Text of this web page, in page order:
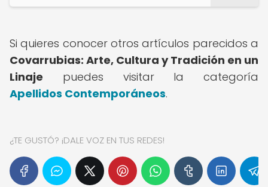
Si quieres conocer otros artículos parecidos a
Covarrubias: Arte, Cultura y Tradición en un
Linaje puedes visitar la categoría
Apellidos Contemporáneos.
¿TE GUSTÓ? ¡DALE VOZ EN TUS REDES!